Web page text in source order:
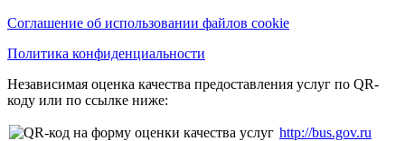
Соглашение об использовании файлов cookie
Политика конфиденциальности
Независимая оценка качества предоставления услуг по QR-
коду или по ссылке ниже:
http://bus.gov.ru